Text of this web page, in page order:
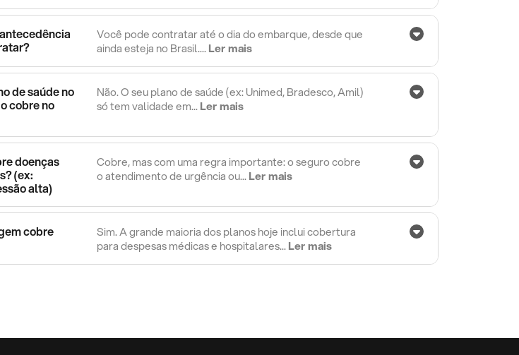
Você pode contratar até o dia do embarque, desde que
ainda esteja no Brasil....Ler mais
de saúde no
cobre no
Não. O seu plano de saúde (ex: Unimed, Bradesco, Amil)
só tem validade em...Ler mais
doenças
(ex:
alta)
Cobre, mas com uma regra importante: o seguro cobre
o atendimento de urgência ou...Ler mais
cobre
Sim. A grande maioria dos planos hoje inclui cobertura
para despesas médicas e hospitalares...Ler mais